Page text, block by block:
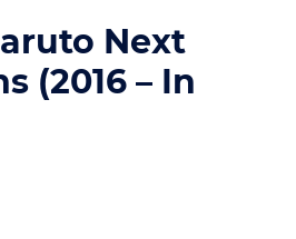
Next
(2016 – In